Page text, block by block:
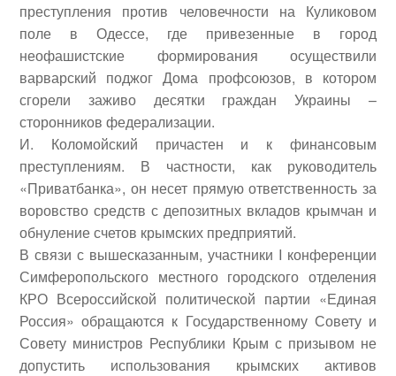
преступления против человечности на Куликовом
поле в Одессе, где привезенные в город
неофашистские формирования осуществили
варварский поджог Дома профсоюзов, в котором
сгорели заживо десятки граждан Украины –
сторонников федерализации.
И. Коломойский причастен и к финансовым
преступлениям. В частности, как руководитель
«Приватбанка», он несет прямую ответственность за
воровство средств с депозитных вкладов крымчан и
обнуление счетов крымских предприятий.
В связи с вышесказанным, участники I конференции
Симферопольского местного городского отделения
КРО Всероссийской политической партии «Единая
Россия» обращаются к Государственному Совету и
Совету министров Республики Крым с призывом не
допустить использования крымских активов